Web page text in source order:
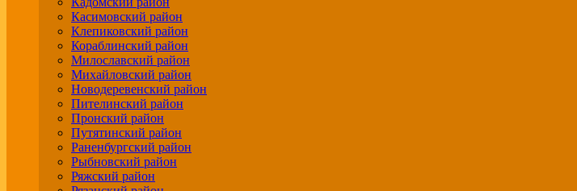
Касимовский район
Клепиковский район
Кораблинский район
Милославский район
Михайловский район
Новодеревенский район
Пителинский район
Пронский район
Путятинский район
Раненбургский район
Рыбновский район
Ряжский район